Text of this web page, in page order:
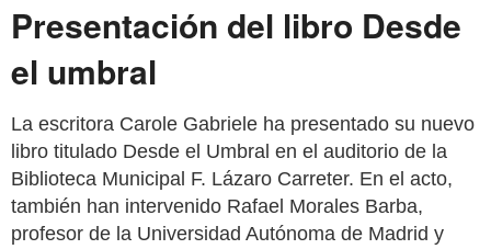
Presentación del libro Desde
el umbral
La escritora Carole Gabriele ha presentado su nuevo
libro titulado Desde el Umbral en el auditorio de la
Biblioteca Municipal F. Lázaro Carreter. En el acto,
también han intervenido Rafael Morales Barba,
profesor de la Universidad Autónoma de Madrid y